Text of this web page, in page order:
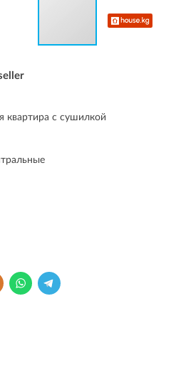
квартира с сушилкой